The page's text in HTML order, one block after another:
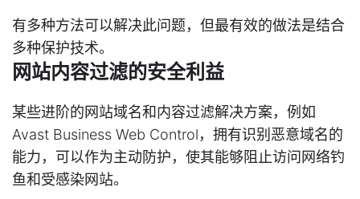
有多种方法可以解决此问题，但最有效的做法是结合
多种保护技术。
网站内容过滤的安全利益
某些进阶的网站域名和内容过滤解决方案，例如
Avast Business Web Control，拥有识别恶意域名的
能力，可以作为主动防护，使其能够阻止访问网络钓
鱼和受感染网站。